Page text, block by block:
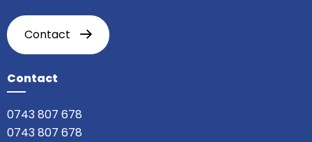
Contact
Contact
0743 807 678
0743 807 678